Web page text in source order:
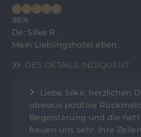
96%
De: Silke R.
Mein Lieblingshotel eben.
DES DÉTAILS INDIQUENT
Liebe Silke, herzlichen
überaus positive
Begeisterung und die
freuen uns sehr. Ihre